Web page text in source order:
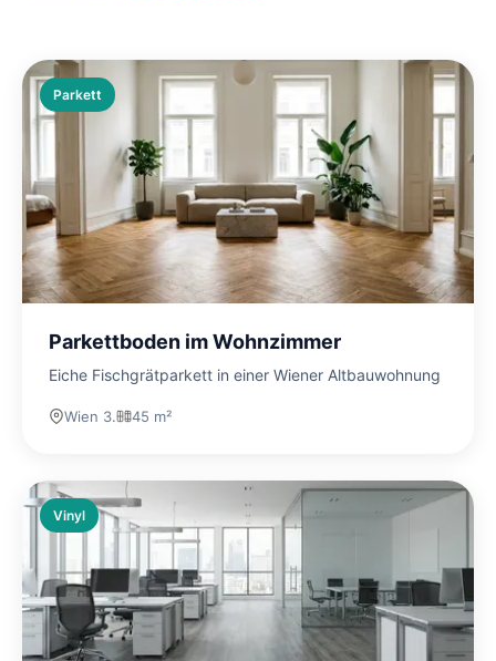
Parkett
Parkettboden im Wohnzimmer
Eiche Fischgrätparkett in einer Wiener Altbauwohnung
Wien 3. 45 m²
Vinyl